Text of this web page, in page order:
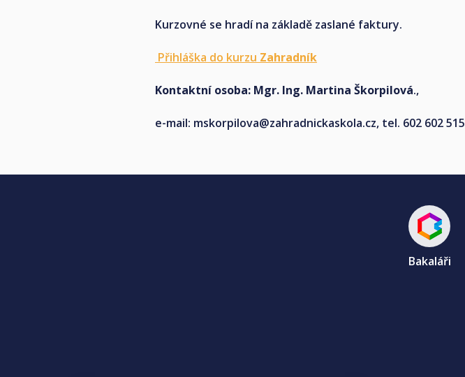
Kurzovné se hradí na základě zaslané faktury.
Přihláška do kurzu Zahradník
Kontaktní osoba: Mgr. Ing. Martina Škorpilová.,
e-mail: mskorpilova@zahradnickaskola.cz, tel. 602 602 515
Bakaláři